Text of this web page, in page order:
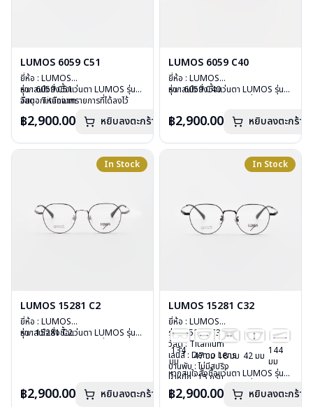
LUMOS 6059 C51
ยี่ห้อ : LUMOS
รุ่น : 6059 C51
วัสดุ : Titanium
บานพับ : ไม่มีสปริง
อุปกรณ์ : กล่องแว่น , ผ้าเช็ดแว่น
หากสนใจสั่งชื้อแว่นตา LUMOS รุ่น
อื่นนอกเหนือจากรายการที่ได้ลงไว้
฿2,900.00 หยิบลงตะกร้า
LUMOS 6059 C40
ยี่ห้อ : LUMOS
รุ่น : 6059 C40
บานพับ : ไม่มีสปริง
อุปกรณ์ : กล่องแว่น , ผ้าเช็ดแว่น
หากสนใจสั่งชื้อแว่นตา LUMOS รุ่น
฿2,900.00 หยิบลงตะกร้า
In Stock
LUMOS 15281 C2
ยี่ห้อ : LUMOS
รุ่น : 15281 C2
อุปกรณ์ : กล่องแว่น , ผ้าเช็ดแว่น
การรับประกัน : 2 ปี
หากสนใจสั่งชื้อแว่นตา LUMOS รุ่น
฿2,900.00 หยิบลงตะกร้า
In Stock
LUMOS 15281 C32
ยี่ห้อ : LUMOS
รุ่น : 15281 C32
วัสดุ : Titanium
เลนส์ : Demo Lens
บานพับ : ไม่มีสปริง
น้ำหนัก : 15 กรัม
อุปกรณ์ : กล่องแว่น , ผ้าเช็ดแว่น
การรับประกัน : 2 ปี
134
มม
47 มม 18 มม 42 มม 144
มม
หากสนใจสั่งชื้อแว่นตา LUMOS รุ่น
กรุณาติดต่อเราคลิก
฿2,900.00 หยิบลงตะกร้า